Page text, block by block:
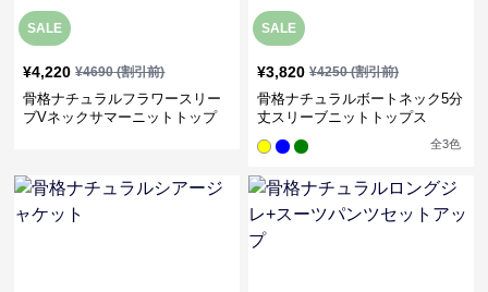
SALE
¥4,220 ¥4690(割引前)
骨格ナチュラルフラワースリー
ブVネックサマーニットトップ
SALE
¥3,820 ¥4250(割引前)
骨格ナチュラルボートネック5分
丈スリーブニットトップス
全3色